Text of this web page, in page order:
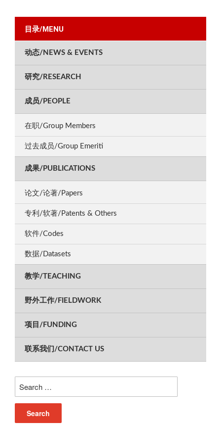
目录/MENU
动态/NEWS & EVENTS
研究/RESEARCH
成员/PEOPLE
在职/Group Members
过去成员/Group Emeriti
成果/PUBLICATIONS
论文/论著/Papers
专利/软著/Patents & Others
软件/Codes
数据/Datasets
教学/TEACHING
野外工作/FIELDWORK
项目/FUNDING
联系我们/CONTACT US